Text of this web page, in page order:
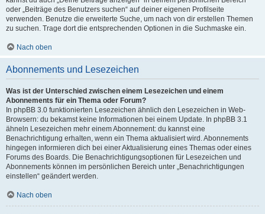
oder „Beiträge des Benutzers suchen“ auf deiner eigenen Profilseite
verwenden. Benutze die erweiterte Suche, um nach von dir erstellen Themen
zu suchen. Trage dort die entsprechenden Optionen in die Suchmaske ein.
Nach oben
Abonnements und Lesezeichen
Was ist der Unterschied zwischen einem Lesezeichen und einem
Abonnements für ein Thema oder Forum?
In phpBB 3.0 funktionierten Lesezeichen ähnlich den Lesezeichen in Web-
Browsern: du bekamst keine Informationen bei einem Update. In phpBB 3.1
ähneln Lesezeichen mehr einem Abonnement: du kannst eine
Benachrichtigung erhalten, wenn ein Thema aktualisiert wird. Abonnements
hingegen informieren dich bei einer Aktualisierung eines Themas oder eines
Forums des Boards. Die Benachrichtigungsoptionen für Lesezeichen und
Abonnements können im persönlichen Bereich unter „Benachrichtigungen
einstellen“ geändert werden.
Nach oben